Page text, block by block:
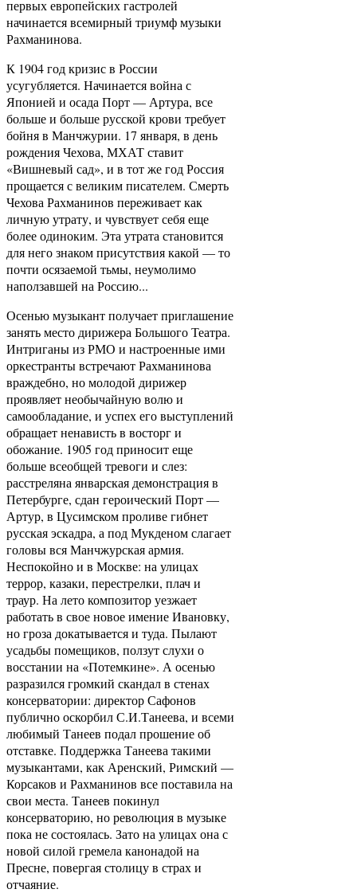
первых европейских гастролей
начинается всемирный триумф музыки
Рахманинова.
К 1904 год кризис в России
усугубляется. Начинается война с
Японией и осада Порт — Артура, все
больше и больше русской крови требует
бойня в Манчжурии. 17 января, в день
рождения Чехова, МХАТ ставит
«Вишневый сад», и в тот же год Россия
прощается с великим писателем. Смерть
Чехова Рахманинов переживает как
личную утрату, и чувствует себя еще
более одиноким. Эта утрата становится
для него знаком присутствия какой — то
почти осязаемой тьмы, неумолимо
наползавшей на Россию...
Осенью музыкант получает приглашение
занять место дирижера Большого Театра.
Интриганы из РМО и настроенные ими
оркестранты встречают Рахманинова
враждебно, но молодой дирижер
проявляет необычайную волю и
самообладание, и успех его выступлений
обращает ненависть в восторг и
обожание. 1905 год приносит еще
больше всеобщей тревоги и слез:
расстреляна январская демонстрация в
Петербурге, сдан героический Порт —
Артур, в Цусимском проливе гибнет
русская эскадра, а под Мукденом слагает
головы вся Манчжурская армия.
Неспокойно и в Москве: на улицах
террор, казаки, перестрелки, плач и
траур. На лето композитор уезжает
работать в свое новое имение Ивановку,
но гроза докатывается и туда. Пылают
усадьбы помещиков, ползут слухи о
восстании на «Потемкине». А осенью
разразился громкий скандал в стенах
консерватории: директор Сафонов
публично оскорбил С.И.Танеева, и всеми
любимый Танеев подал прошение об
отставке. Поддержка Танеева такими
музыкантами, как Аренский, Римский —
Корсаков и Рахманинов все поставила на
свои места. Танеев покинул
консерваторию, но революция в музыке
пока не состоялась. Зато на улицах она с
новой силой гремела канонадой на
Пресне, повергая столицу в страх и
отчаяние.